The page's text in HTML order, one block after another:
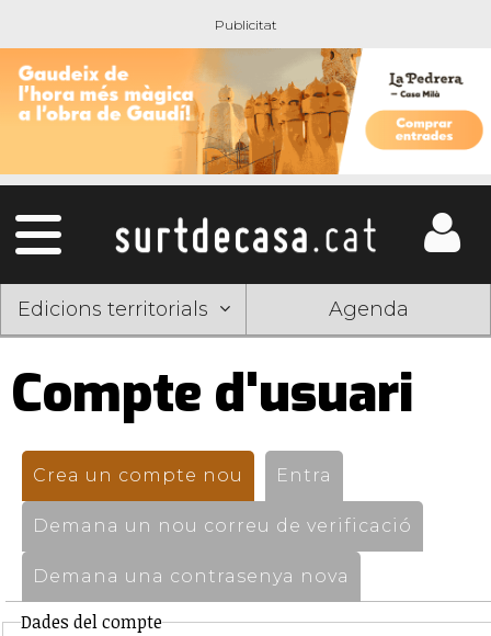
Edicions territorials Agenda
Compte d'usuari
Pestanyes
primàries
Crea un compte nou (pestanya activa)
Entra
Demana un nou correu de verificació
Demana una contrasenya nova
Dades del compte